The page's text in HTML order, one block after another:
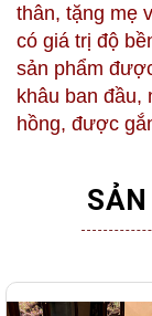
thân, tặng mẹ
có giá trị độ
sản phẩm
khâu ban đầu,
hồng, được